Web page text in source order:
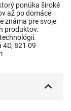
ponúka široké
až po domáce
známa pre svoje
produktov.
821 09